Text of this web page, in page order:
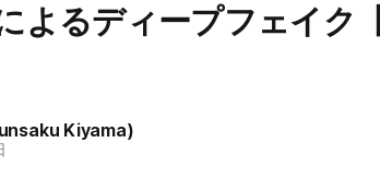
よるディープフェイク
Kiyama)